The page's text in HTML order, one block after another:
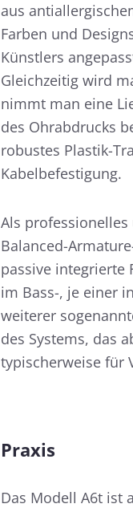
aus
Farben und
Künstlers
Gleichzeitig wird
nimmt man eine
des Ohrabdrucks
robustes Plastik-
Kabelbefestigung.
Als professionelles
Balanced-
passive integrierte
im Bass-, je einer
weiterer
des Systems, das
typischerweise für
Praxis
Das Modell A6t ist